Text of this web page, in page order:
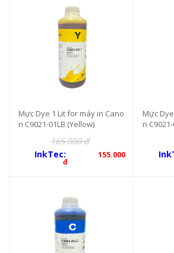
Mực Dye 1 Lit for máy in Cano
n C9021-01LB (Yellow)
165.000 đ
InkTec:
155.000
đ
Mực
n